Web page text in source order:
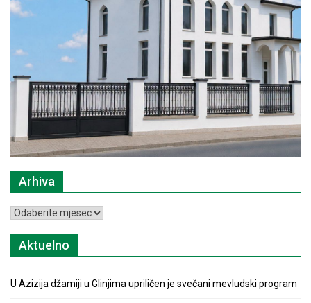
Arhiva
Arhiva
Aktuelno
U Azizija džamiji u Glinjima upriličen je svečani mevludski program